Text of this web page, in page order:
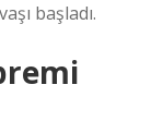
başladı.